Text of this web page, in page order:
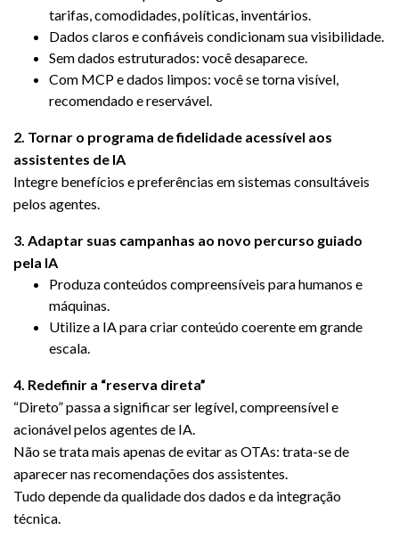
tarifas, comodidades, políticas, inventários.
Dados claros e confiáveis condicionam sua visibilidade.
Sem dados estruturados: você desaparece.
Com MCP e dados limpos: você se torna visível,
recomendado e reservável.
2. Tornar o programa de fidelidade acessível aos
assistentes de IA
Integre benefícios e preferências em sistemas consultáveis
pelos agentes.
3. Adaptar suas campanhas ao novo percurso guiado
pela IA
Produza conteúdos compreensíveis para humanos e
máquinas.
Utilize a IA para criar conteúdo coerente em grande
escala.
4. Redefinir a “reserva direta”
“Direto” passa a significar ser legível, compreensível e
acionável pelos agentes de IA.
Não se trata mais apenas de evitar as OTAs: trata-se de
aparecer nas recomendações dos assistentes.
Tudo depende da qualidade dos dados e da integração
técnica.